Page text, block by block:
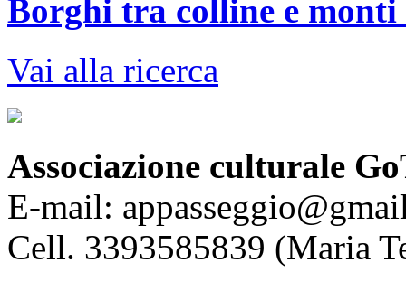
Borghi tra colline e monti
Vai alla ricerca
Associazione culturale
E-mail:
Cell. 3393585839 (Maria